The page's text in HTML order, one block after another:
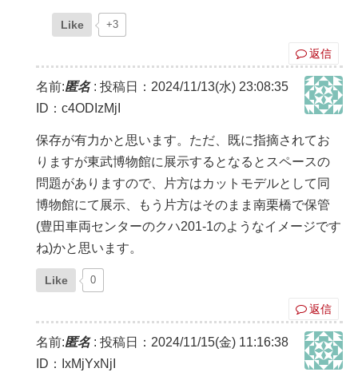
Like +3
返信
名前:匿名: 投稿日：2024/11/13(水) 23:08:35
ID：c4ODIzMjI
保存が有力かと思います。ただ、既に指摘されてお
りますが東武博物館に展示するとなるとスペースの
問題がありますので、片方はカットモデルとして同
博物館にて展示、もう片方はそのまま南栗橋で保管
(豊田車両センターのクハ201-1のようなイメージです
ね)かと思います。
Like 0
返信
名前:匿名: 投稿日：2024/11/15(金) 11:16:38
ID：IxMjYxNjI